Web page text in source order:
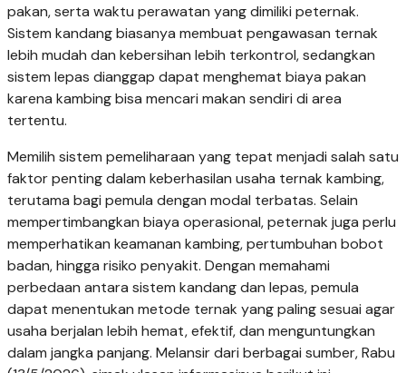
pakan, serta waktu perawatan yang dimiliki peternak.
Sistem kandang biasanya membuat pengawasan ternak
lebih mudah dan kebersihan lebih terkontrol, sedangkan
sistem lepas dianggap dapat menghemat biaya pakan
karena kambing bisa mencari makan sendiri di area
tertentu.
Memilih sistem pemeliharaan yang tepat menjadi salah satu
faktor penting dalam keberhasilan usaha ternak kambing,
terutama bagi pemula dengan modal terbatas. Selain
mempertimbangkan biaya operasional, peternak juga perlu
memperhatikan keamanan kambing, pertumbuhan bobot
badan, hingga risiko penyakit. Dengan memahami
perbedaan antara sistem kandang dan lepas, pemula
dapat menentukan metode ternak yang paling sesuai agar
usaha berjalan lebih hemat, efektif, dan menguntungkan
dalam jangka panjang. Melansir dari berbagai sumber, Rabu